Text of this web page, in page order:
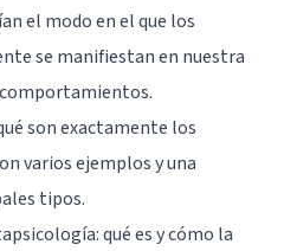
el modo en el que los
se manifiestan en nuestra
son exactamente los
varios ejemplos y una
tipos.
qué es y cómo la